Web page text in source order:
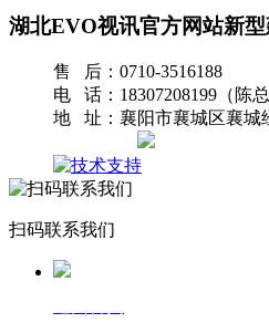
湖北EVO视讯官方网站新型
售 后：0710-3516188
电 话：18307208199（陈总
地 址：襄阳市襄城区襄城
扫码联系我们